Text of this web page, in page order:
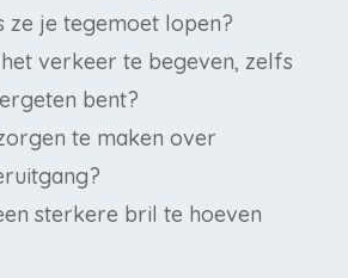
ze je tegemoet lopen?
verkeer te begeven, zelfs
bent?
te maken over
sterkere bril te hoeven